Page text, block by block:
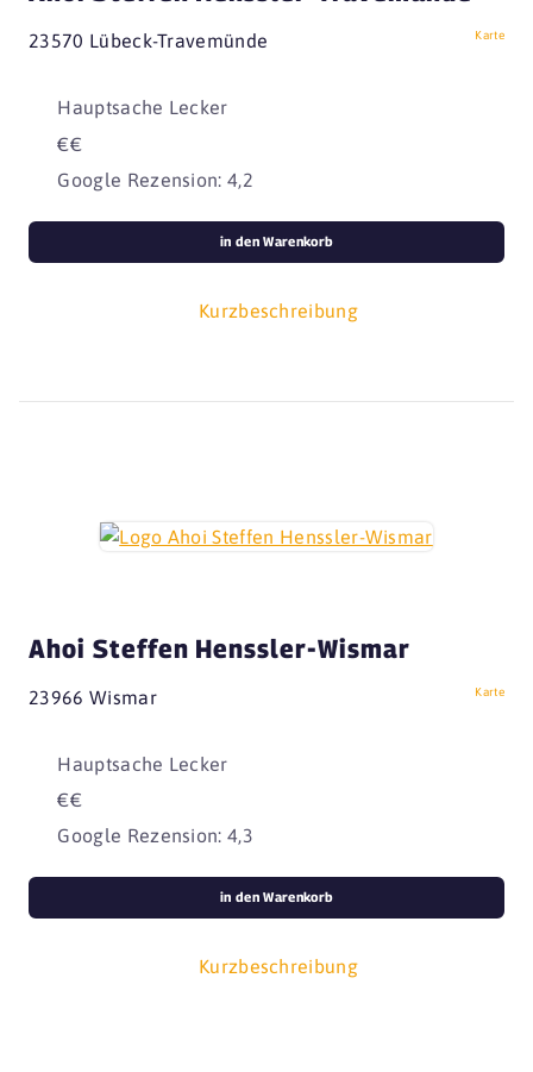
23570 Lübeck-Travemünde Karte
Hauptsache Lecker
€€
Google Rezension: 4,2
Kurzbeschreibung
in den Warenkorb
Ahoi Steffen Henssler-Wismar
23966 Wismar Karte
Hauptsache Lecker
€€
Google Rezension: 4,3
Kurzbeschreibung
in den Warenkorb